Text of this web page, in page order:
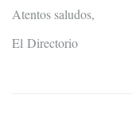
Atentos saludos,
El Directorio